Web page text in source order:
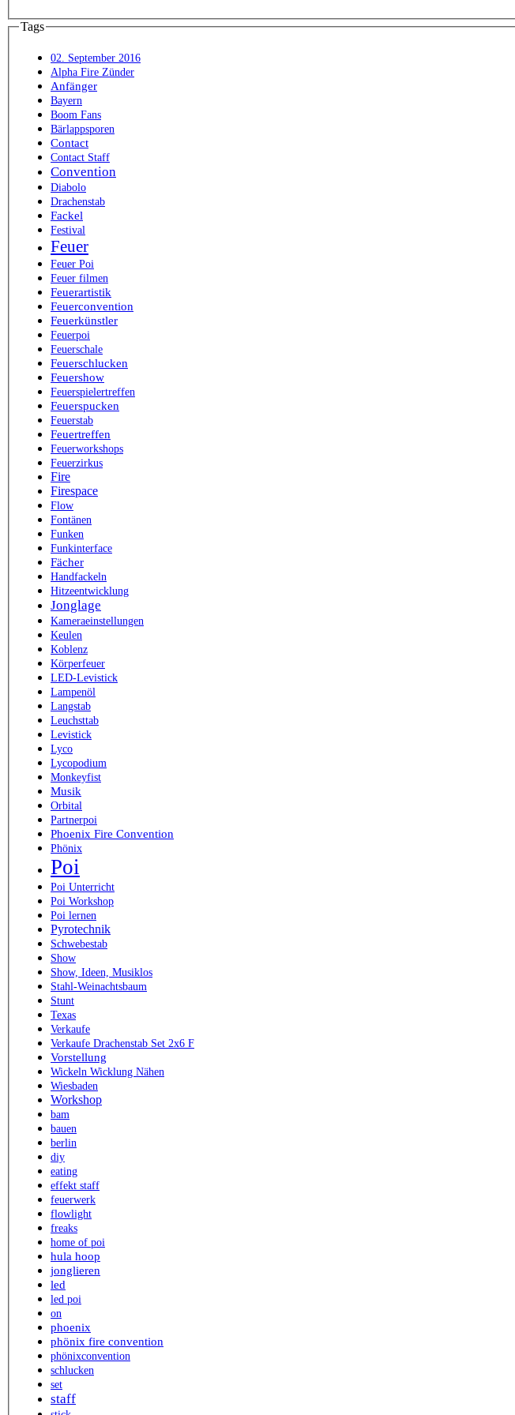
Tags
02. September 2016
Alpha Fire Zünder
Anfänger
Bayern
Boom Fans
Bärlappsporen
Contact
Contact Staff
Convention
Diabolo
Drachenstab
Fackel
Festival
Feuer
Feuer Poi
Feuer filmen
Feuerartistik
Feuerconvention
Feuerkünstler
Feuerpoi
Feuerschale
Feuerschlucken
Feuershow
Feuerspielertreffen
Feuerspucken
Feuerstab
Feuertreffen
Feuerworkshops
Feuerzirkus
Fire
Firespace
Flow
Fontänen
Funken
Funkinterface
Fächer
Handfackeln
Hitzeentwicklung
Jonglage
Kameraeinstellungen
Keulen
Koblenz
Körperfeuer
LED-Levistick
Lampenöl
Langstab
Leuchsttab
Levistick
Lyco
Lycopodium
Monkeyfist
Musik
Orbital
Partnerpoi
Phoenix Fire Convention
Phönix
Poi
Poi Unterricht
Poi Workshop
Poi lernen
Pyrotechnik
Schwebestab
Show
Show, Ideen, Musiklos
Stahl-Weinachtsbaum
Stunt
Texas
Verkaufe
Verkaufe Drachenstab Set 2x6 F
Vorstellung
Wickeln Wicklung Nähen
Wiesbaden
Workshop
bam
bauen
berlin
diy
eating
effekt staff
feuerwerk
flowlight
freaks
home of poi
hula hoop
jonglieren
led
led poi
on
phoenix
phönix fire convention
phönixconvention
schlucken
set
staff